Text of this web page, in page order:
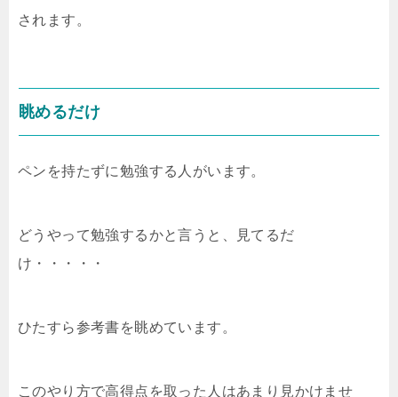
されます。
眺めるだけ
ペンを持たずに勉強する人がいます。
どうやって勉強するかと言うと、見てるだ
け・・・・・
ひたすら参考書を眺めています。
このやり方で高得点を取った人はあまり見かけませ